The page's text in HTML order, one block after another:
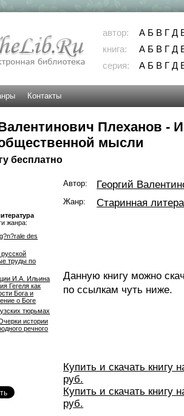
автор: А Б В Г Д
книга:
А Б В Г Д
серия:
А Б В Г Д
Контакты
Плеханов -
мысли
бесплатно
жанра:
des
труды по
И.А. Ильина
Гегеля как
Бога и
о Боге
тюрьмах
истории
речного
Автор: Георгий
Жанр: Старинная
Данную книгу можно
по ссылкам чуть ниже.
Купить и скачать книгу
руб.
Купить и скачать книгу
руб.